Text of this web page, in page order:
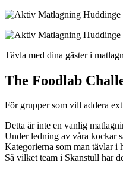
Tävla med dina gäster i
The Foodlab
För grupper som vill addera
Detta är inte en vanlig
Under ledning av våra kockar
Kategorierna som man tävlar i
Så vilket team i Skanstull har